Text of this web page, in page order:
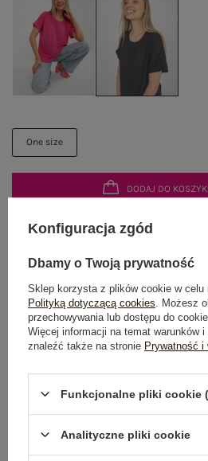
One size
DODAJ DO
Możesz kupić także poprzez:
Dostawaod 7,99 zł
Do darmowej dostawy brakuje 200,00
100 dni na zwrot
Konfiguracja zgód
Dbamy o Twoją prywatność
Sklep korzysta z plików cookie w celu
Polityką dotyczącą cookies . Możesz
przechowywania lub dostępu do
Więcej informacji na temat warunków
znaleźć także na stronie Prywatność i
Funkcjonalne pliki cookie
Analityczne pliki cookie